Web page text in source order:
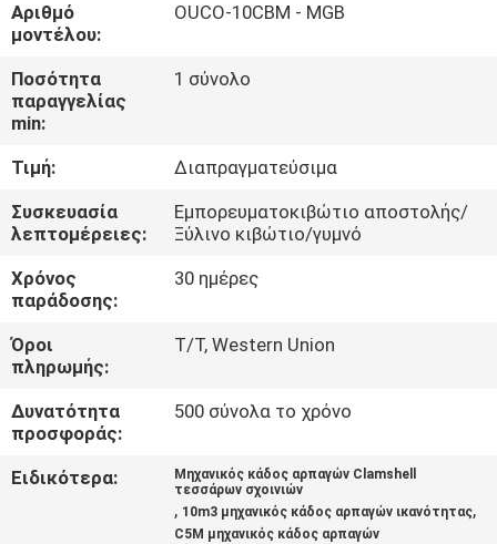
ΣΧΕΤΙΚΆ
ΜΕ
ΕΜΆΣ
ΕΠΙΣΚΈΨΕΙΣ
ΣΤΟ
ΕΡΓΟΣΤΆΣΙΟ
ΈΛΕΓΧΟΣ
ΠΟΙΌΤΗΤΑΣ
ΕΙΔΉΣΕΙΣ
Αριθμό
μοντέλου:
OUCO-10CBM - MGB
Ποσότητα
παραγγελίας
min:
1 σύνολο
Τιμή:
Διαπραγματεύσιμα
Συσκευασία
λεπτομέρειες:
Εμπορευματοκιβώτιο αποστολής/
Ξύλινο κιβώτιο/γυμνό
Χρόνος
παράδοσης:
30 ημέρες
Όροι
πληρωμής:
T/T, Western Union
Δυνατότητα
προσφοράς:
500 σύνολα το χρόνο
Ειδικότερα:
Μηχανικός κάδος αρπαγών Clamshell
τεσσάρων σχοινιών
, 10m3 μηχανικός κάδος αρπαγών ικανότητας,
C5M μηχανικός κάδος αρπαγών